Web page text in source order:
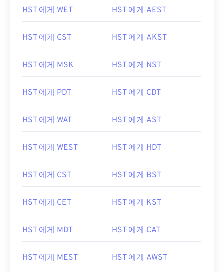
HST 에게 WET HST 에게 AEST
HST 에게 CST HST 에게 AKST
HST 에게 MSK HST 에게 NST
HST 에게 PDT HST 에게 CDT
HST 에게 WAT HST 에게 AST
HST 에게 WEST HST 에게 HDT
HST 에게 CST HST 에게 BST
HST 에게 CET HST 에게 KST
HST 에게 MDT HST 에게 CAT
HST 에게 MEST HST 에게 AWST